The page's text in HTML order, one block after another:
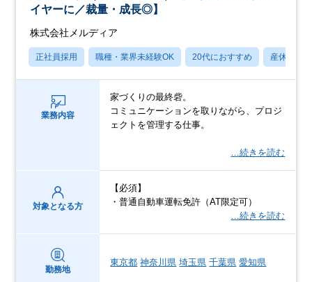
イヤーに／裁量・成長◎】
株式会社メルディア
正社員採用 職種・業界未経験OK 20代におすすめ 産休・育
業務内容
家づくりの最終砦。
コミュニケーションを取りながら、プロジ
ェクトを管理する仕事。
…続きを読む
対象となる方
【必須】
・普通自動車運転免許（AT限定可）
…続きを読む
勤務地
東京都 神奈川県 埼玉県 千葉県 愛知県